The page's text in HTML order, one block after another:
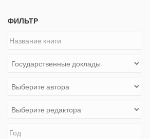
ФИЛЬТР